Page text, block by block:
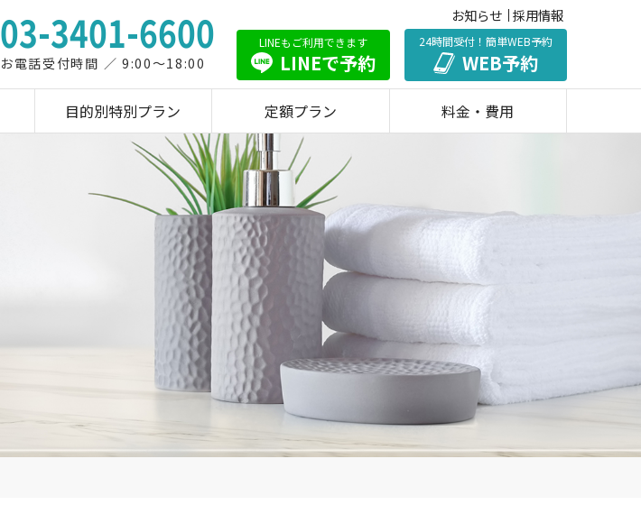
03-3401-6600
お電話受付時間 ／ 9:00～18:00
お知らせ 採用情報
LINEもご利用できます
LINEで予約
24時間受付！簡単WEB予約
WEB予約
目的別特別プラン 定額プラン 料金・費用